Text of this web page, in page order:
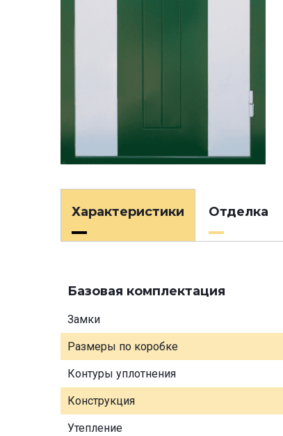
Характеристики Отделка
Базовая комплектация
Замки
Размеры по коробке
Контуры уплотнения
Конструкция
Утепление